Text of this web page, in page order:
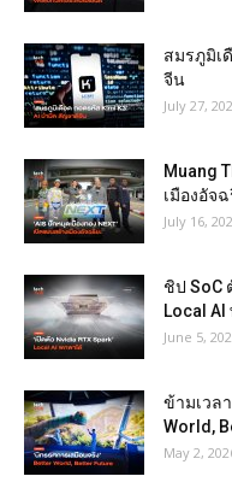
สมรภูมิเ
จีน
July 27,
Muang
เมืองอัจ
July 16,
ชิป SoC
Local AI
June 5,
ข้ามเวล
World,
May 2,